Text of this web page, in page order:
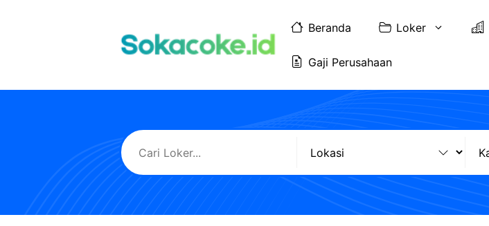
Beranda Loker
Gaji Perusahaan